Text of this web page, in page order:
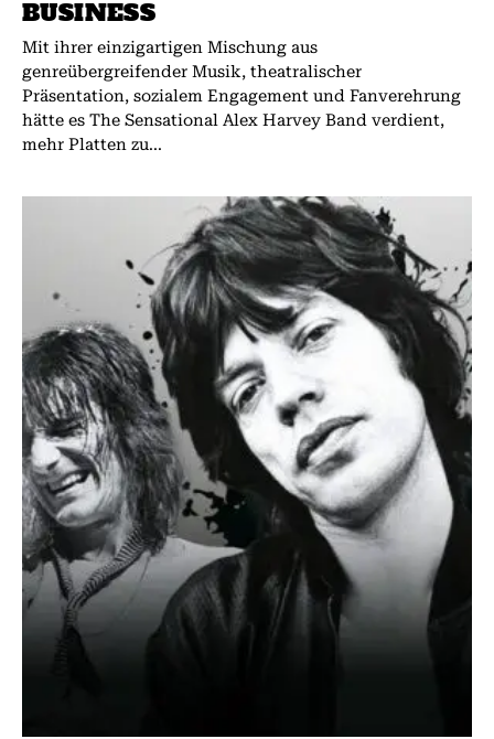
BUSINESS
Mit ihrer einzigartigen Mischung aus
genreübergreifender Musik, theatralischer
Präsentation, sozialem Engagement und Fanverehrung
hätte es The Sensational Alex Harvey Band verdient,
mehr Platten zu...